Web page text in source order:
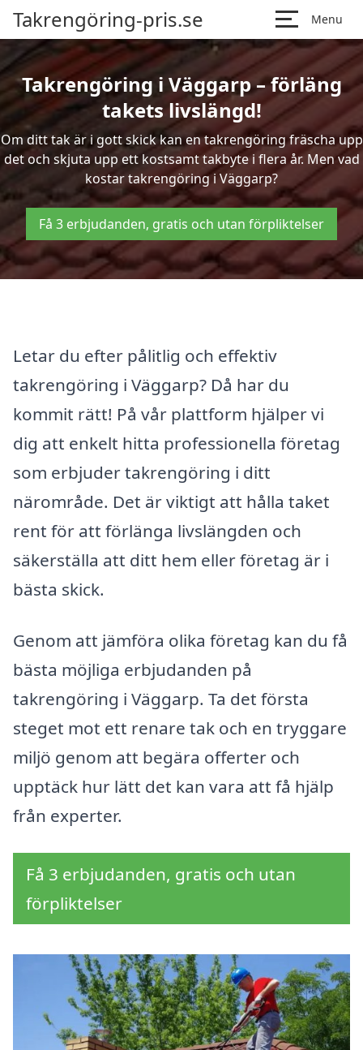
Takrengöring-pris.se Menu
Takrengöring i Väggarp – förläng
takets livslängd!
Om ditt tak är i gott skick kan en takrengöring fräscha upp
det och skjuta upp ett kostsamt takbyte i flera år. Men vad
kostar takrengöring i Väggarp?
Få 3 erbjudanden, gratis och utan förpliktelser
Letar du efter pålitlig och effektiv
takrengöring i Väggarp? Då har du
kommit rätt! På vår plattform hjälper vi
dig att enkelt hitta professionella företag
som erbjuder takrengöring i ditt
närområde. Det är viktigt att hålla taket
rent för att förlänga livslängden och
säkerställa att ditt hem eller företag är i
bästa skick.
Genom att jämföra olika företag kan du få
bästa möjliga erbjudanden på
takrengöring i Väggarp. Ta det första
steget mot ett renare tak och en tryggare
miljö genom att begära offerter och
upptäck hur lätt det kan vara att få hjälp
från experter.
Få 3 erbjudanden, gratis och utan
förpliktelser